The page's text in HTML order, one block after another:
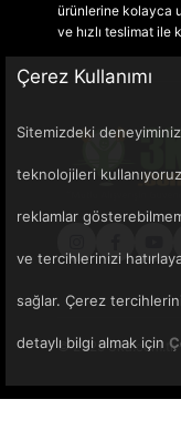
ürünlerine kolayca
ve hızlı teslimat ile
© 2025 3ka.com.tr -
Çerez Kullanımı
Sitemizdeki
teknolojileri
reklamlar
ve tercihlerinizi
sağlar. Çerez
detaylı bilgi almak için